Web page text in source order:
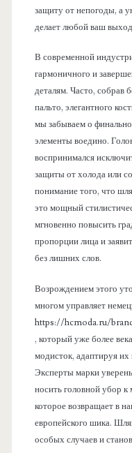
защиту от непогоды, а
делает любой ваш
В современной
гармоничного и
деталям. Часто, собрав
пальто, элегантного
мы забываем о
элементы воедино.
воспринимался
защиты от холода или
понимание того, что
это мощный
мгновенно повысить
пропорции лица и
без лишних слов.
Возрождением этого
многом управляет
https://hcmoda.ru/
, который уже более
модисток, адаптируя
Эксперты марки
носить головной убор
которое возвращает в
европейского шика.
особых случаев и